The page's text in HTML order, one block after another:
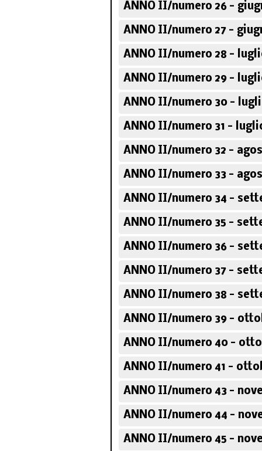
ANNO II/numero 26 -
ANNO II/numero 27 -
ANNO II/numero 28 -
ANNO II/numero 29 -
ANNO II/numero 30 -
ANNO II/numero 31 -
ANNO II/numero 32 -
ANNO II/numero 33 -
ANNO II/numero 34 -
ANNO II/numero 35 -
ANNO II/numero 36 -
ANNO II/numero 37 -
ANNO II/numero 38 -
ANNO II/numero 39 -
ANNO II/numero 40 -
ANNO II/numero 41 -
ANNO II/numero 43 -
ANNO II/numero 44 -
ANNO II/numero 45 -
politici